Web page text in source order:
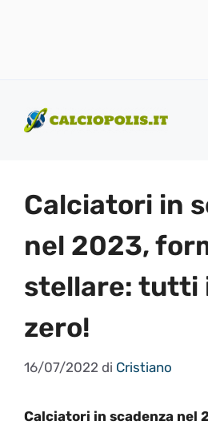
contenuto
Calciatori in
nel 2023,
stellare: tutti
zero!
16/07/2022 di Cristiano
Calciatori in scadenza nel